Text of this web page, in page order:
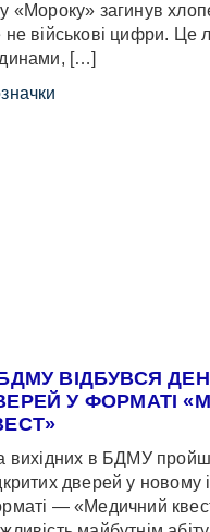
«Мороку» загинув
не військові цифри. Це
[…]
ВІДБУВСЯ
У ФОРМАТІ
вихідних в БДМУ
дверей у новому
— «Медичний